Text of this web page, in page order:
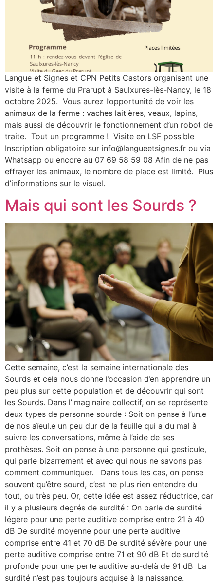
Langue et Signes et CPN Petits Castors organisent une
visite à la ferme du Prarupt à Saulxures-lès-Nancy, le 18
octobre 2025. Vous aurez l’opportunité de voir les
animaux de la ferme : vaches laitières, veaux, lapins,
mais aussi de découvrir le fonctionnement d’un robot de
traite. Tout un programme ! Visite en LSF possible
Inscription obligatoire sur info@langueetsignes.fr ou via
Whatsapp ou encore au 07 69 58 59 08 Afin de ne pas
effrayer les animaux, le nombre de place est limité. Plus
d’informations sur le visuel.
Mais qui sont les Sourds ?
Cette semaine, c’est la semaine internationale des
Sourds et cela nous donne l’occasion d’en apprendre un
peu plus sur cette population et de découvrir qui sont
les Sourds. Dans l’imaginaire collectif, on se représente
deux types de personne sourde : Soit on pense à l’un.e
de nos aïeul.e un peu dur de la feuille qui a du mal à
suivre les conversations, même à l’aide de ses
prothèses. Soit on pense à une personne qui gesticule,
qui parle bizarrement et avec qui nous ne savons pas
comment communiquer. Dans tous les cas, on pense
souvent qu’être sourd, c’est ne plus rien entendre du
tout, ou très peu. Or, cette idée est assez réductrice, car
il y a plusieurs degrés de surdité : On parle de surdité
légère pour une perte auditive comprise entre 21 à 40
dB De surdité moyenne pour une perte auditive
comprise entre 41 et 70 dB De surdité sévère pour une
perte auditive comprise entre 71 et 90 dB Et de surdité
profonde pour une perte auditive au-delà de 91 dB La
surdité n’est pas toujours acquise à la naissance.